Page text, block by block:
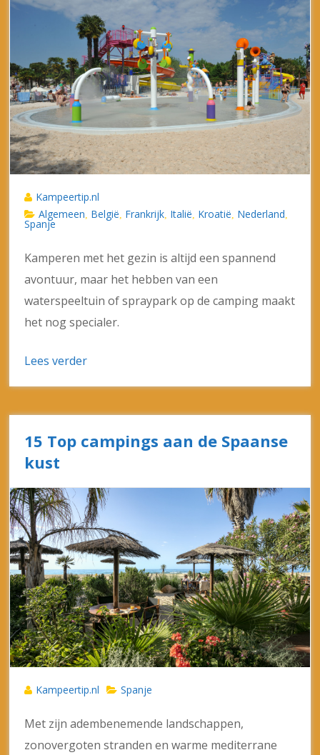
Kampeertip.nl
Algemeen België Frankrijk Italië Kroatië Nederland
Spanje
Kamperen met het gezin is altijd een spannend
avontuur, maar het hebben van een
waterspeeltuin of spraypark op de camping maakt
het nog specialer.
Lees verder
15 Top campings aan de Spaanse
kust
Kampeertip.nl Spanje
Met zijn adembenemende landschappen,
zonovergoten stranden en warme mediterrane